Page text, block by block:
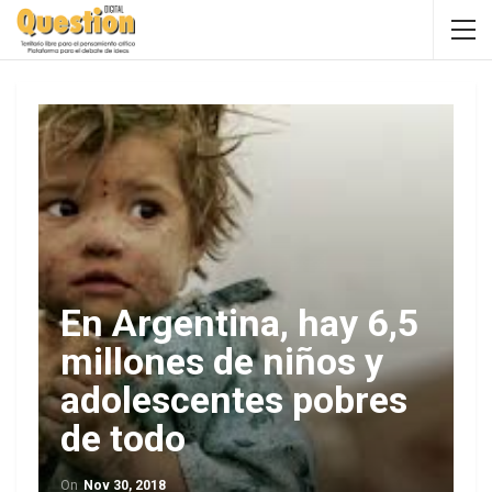
En Argentina, hay 6,5
millones de niños y
adolescentes pobres
de todo
On Nov 30, 2018